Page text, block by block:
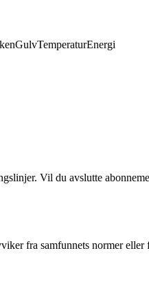
GulvTemperaturEnergi
Vil du avslutte
fra samfunnets normer